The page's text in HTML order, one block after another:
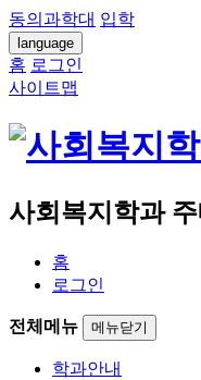
동의과학대 입학
language
홈 로그인
사이트맵
사회복지학과
홈
로그인
전체메뉴 메뉴닫기
학과안내